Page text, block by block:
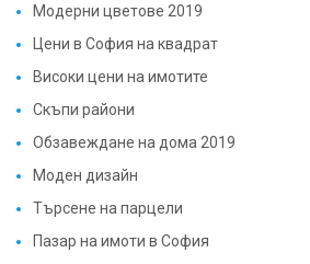
Модерни цветове 2019
Цени в София на квадрат
Високи цени на имотите
Скъпи райони
Обзавеждане на дома 2019
Моден дизайн
Търсене на парцели
Пазар на имоти в София